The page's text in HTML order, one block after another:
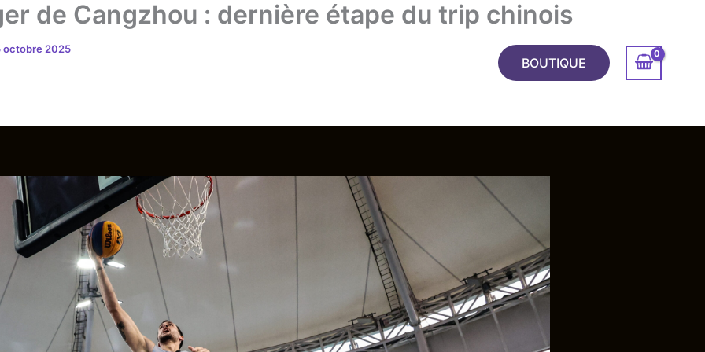
BOUTIQUE
de Cangzhou : dernière étape du trip chinois
octobre 2025